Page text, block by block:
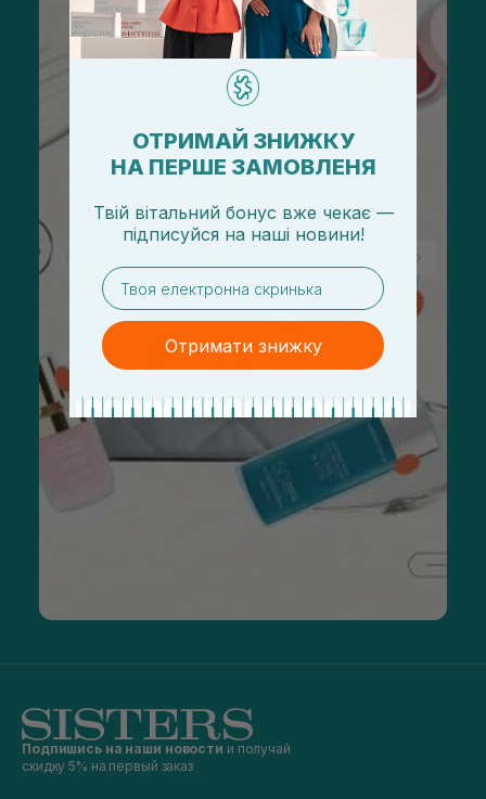
Подпишись на наши новости и получай
скидку 5% на первый заказ
ОТРИМАЙ ЗНИЖКУ
НА ПЕРШЕ ЗАМОВЛЕНЯ
Твій вітальний бонус вже чекає —
підписуйся на наші новини!
email
Отримати знижку